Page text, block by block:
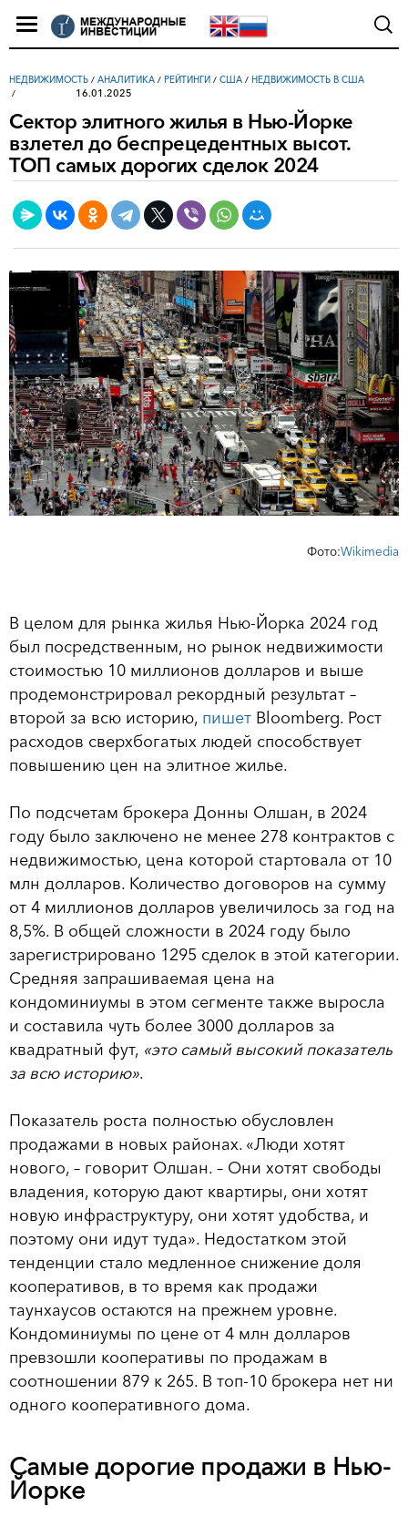
НЕДВИЖИМОСТЬ / АНАЛИТИКА / РЕЙТИНГИ / США / НЕДВИЖИМОСТЬ В США
16.01.2025
Сектор элитного жилья в Нью-Йорке
взлетел до беспрецедентных высот.
ТОП самых дорогих сделок 2024
Фото:Wikimedia
В целом для рынка жилья Нью-Йорка 2024 год
был посредственным, но рынок недвижимости
стоимостью 10 миллионов долларов и выше
продемонстрировал рекордный результат –
второй за всю историю, пишет Bloomberg. Рост
расходов сверхбогатых людей способствует
повышению цен на элитное жилье.
По подсчетам брокера Донны Олшан, в 2024
году было заключено не менее 278 контрактов с
недвижимостью, цена которой стартовала от 10
млн долларов. Количество договоров на сумму
от 4 миллионов долларов увеличилось за год на
8,5%. В общей сложности в 2024 году было
зарегистрировано 1295 сделок в этой категории.
Средняя запрашиваемая цена на
кондоминиумы в этом сегменте также выросла
и составила чуть более 3000 долларов за
квадратный фут, «это самый высокий показатель
за всю историю».
Показатель роста полностью обусловлен
продажами в новых районах. «Люди хотят
нового, – говорит Олшан. – Они хотят свободы
владения, которую дают квартиры, они хотят
новую инфраструктуру, они хотят удобства, и
поэтому они идут туда». Недостатком этой
тенденции стало медленное снижение доля
кооперативов, в то время как продажи
таунхаусов остаются на прежнем уровне.
Кондоминиумы по цене от 4 млн долларов
превзошли кооперативы по продажам в
соотношении 879 к 265. В топ-10 брокера нет ни
одного кооперативного дома.
Самые дорогие продажи в Нью-
Йорке